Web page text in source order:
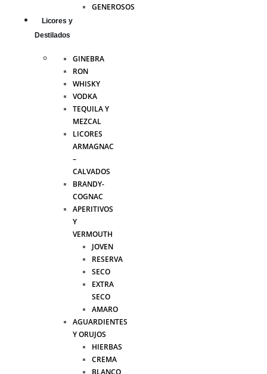
GENEROSOS
Licores y
Destilados
GINEBRA
RON
WHISKY
VODKA
TEQUILA Y
MEZCAL
LICORES
ARMAGNAC
–
CALVADOS
BRANDY-
COGNAC
APERITIVOS
Y
VERMOUTH
JOVEN
RESERVA
SECO
EXTRA
SECO
AMARO
AGUARDIENTES
Y ORUJOS
HIERBAS
CREMA
BLANCO